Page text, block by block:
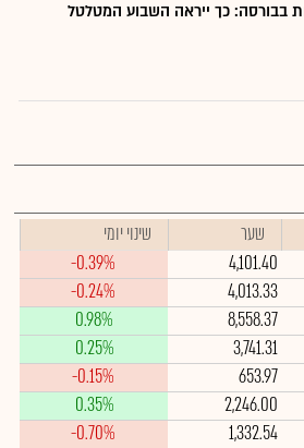
בבורסה: כך ייראה השבוע המטלטל
שער
שינוי יומי
4,101.40
-0.39%
4,013.33
-0.24%
8,558.37
0.98%
3,741.31
0.25%
653.97
-0.15%
2,246.00
0.35%
1,332.54
-0.70%